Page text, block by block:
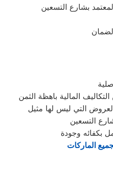
التسعين
بكفائه وجودة
الماركات